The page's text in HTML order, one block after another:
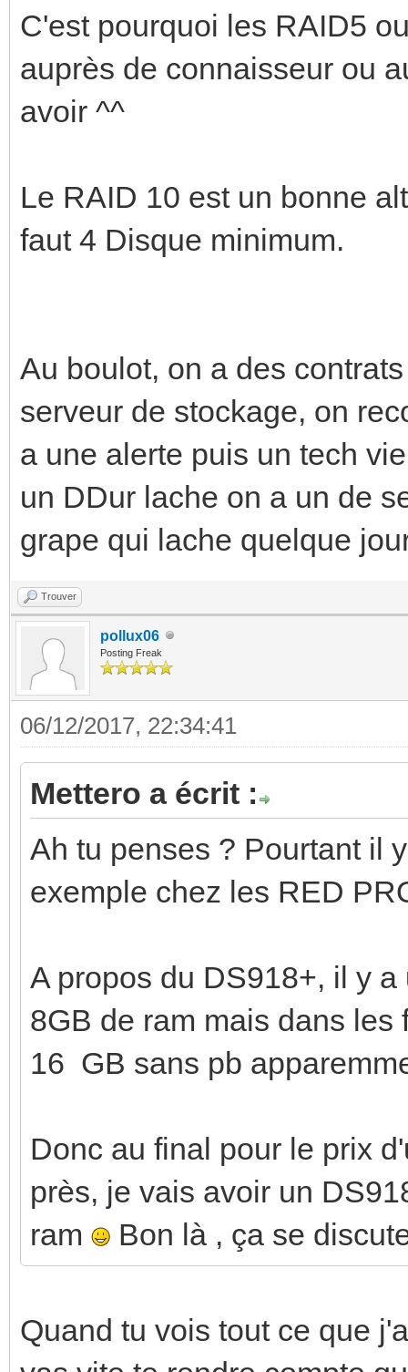
C'est pourquoi les RAID5
auprès de connaisseur ou
avoir ^^
Le RAID 10 est un bonne
faut 4 Disque minimum.
Au boulot, on a des
serveur de stockage, on
a une alerte puis un tech
un DDur lache on a un de
grape qui lache quelque
Trouver
pollux06
Posting Freak
06/12/2017, 22:34:41
Mettero a écrit :
Ah tu penses ? Pourtant il
exemple chez les RED
A propos du DS918+, il y
8GB de ram mais dans
16 GB sans pb
Donc au final pour le prix
près, je vais avoir un
ram
Bon là , ça se
Quand tu vois tout ce que